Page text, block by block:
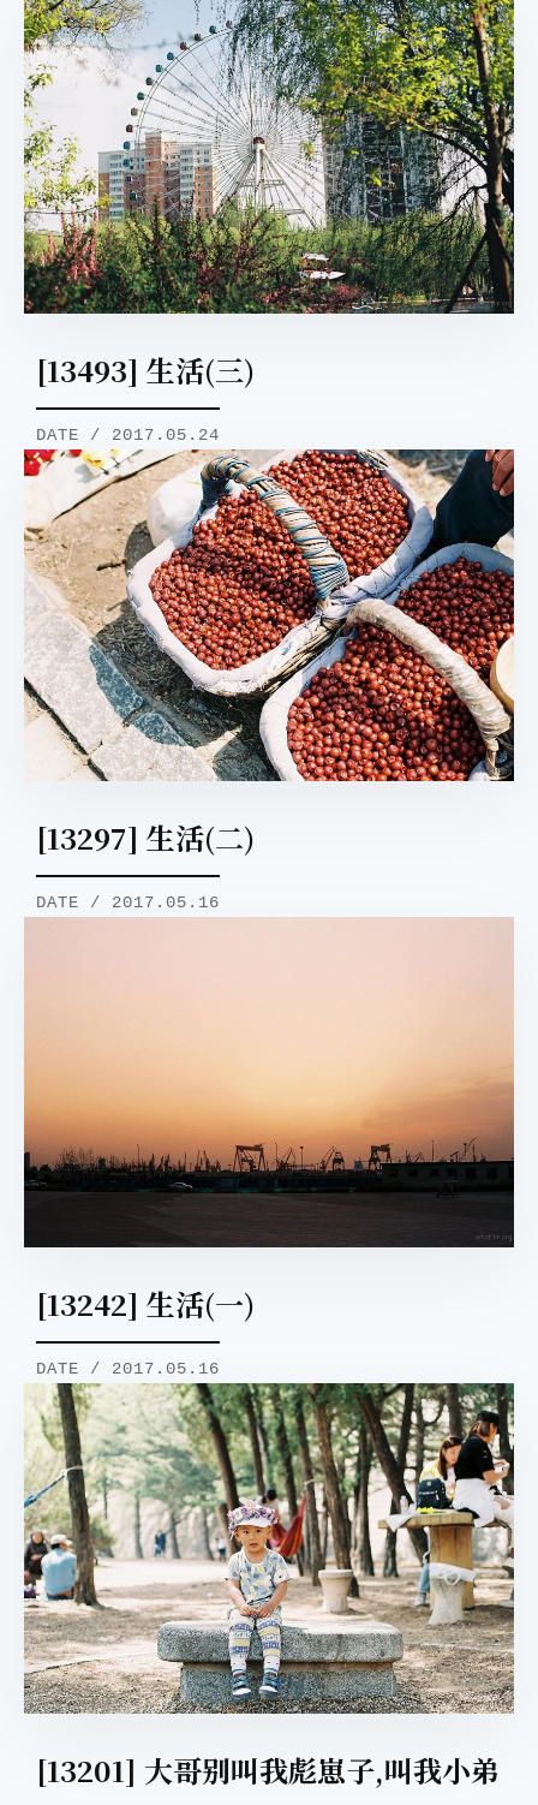
[13493] 生活(三)
DATE / 2017.05.24
[13297] 生活(二)
DATE / 2017.05.16
[13242] 生活(一)
DATE / 2017.05.16
[13201] 大哥别叫我彪崽子,叫我小弟